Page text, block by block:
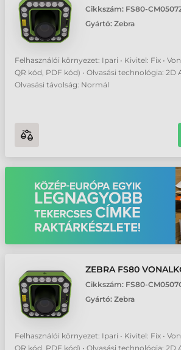
Cikkszám: FS80-
Gyártó: Zebra
Felhasználói környezet: Ipari • Kivitel: Fix •
QR kód, PDF kód) • Olvasási technológia: 2D
Olvasási távolság: Normál
ZEBRA FS80
Cikkszám: FS80-
Gyártó: Zebra
Felhasználói környezet: Ipari • Kivitel: Fix •
QR kód, PDF kód) • Olvasási technológia: 2D